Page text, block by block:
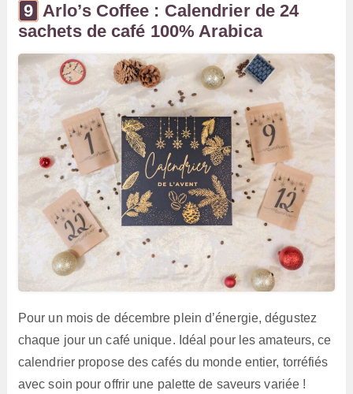
Arlo’s Coffee : Calendrier de 24
sachets de café 100% Arabica
Pour un mois de décembre plein d’énergie, dégustez
chaque jour un café unique. Idéal pour les amateurs, ce
calendrier propose des cafés du monde entier, torréfiés
avec soin pour offrir une palette de saveurs variée !